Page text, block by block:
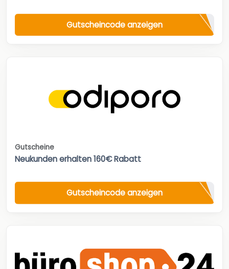
Gutscheincode anzeigen
Gutscheine
Neukunden erhalten 160€ Rabatt
Gutscheincode anzeigen